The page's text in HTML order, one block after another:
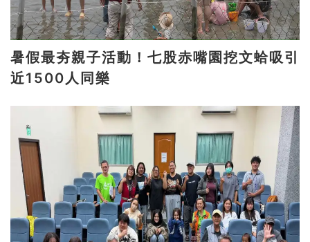
暑假最夯親子活動！七股赤嘴園挖文蛤吸引
近1500人同樂